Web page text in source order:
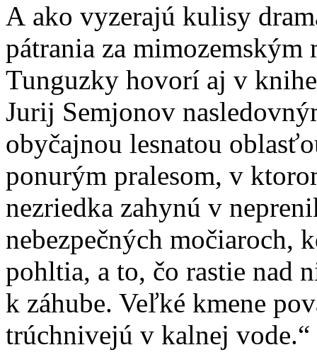
A ako vyzerajú kulisy
pátrania za mimozemským
Tunguzky hovorí aj v
Jurij Semjonov
obyčajnou lesnatou
ponurým pralesom, v
nezriedka zahynú v
nebezpečných močiaroch,
pohltia, a to, čo rastie nad
k záhube. Veľké kmene
trúchnivejú v kalnej vode.“